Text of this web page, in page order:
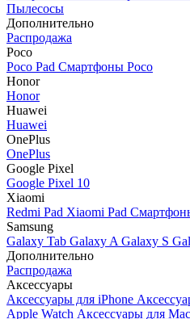
Пылесосы
Дополнительно
Распродажа
Poco
Poco Pad Смартфоны Poco
Honor
Honor
Huawei
Huawei
OnePlus
OnePlus
Google Pixel
Google Pixel 10
Xiaomi
Redmi Pad Xiaomi Pad
Samsung
Galaxy Tab Galaxy A Galaxy S
Дополнительно
Распродажа
Аксессуары
Аксессуары для iPhone
Apple Watch Аксессуары для